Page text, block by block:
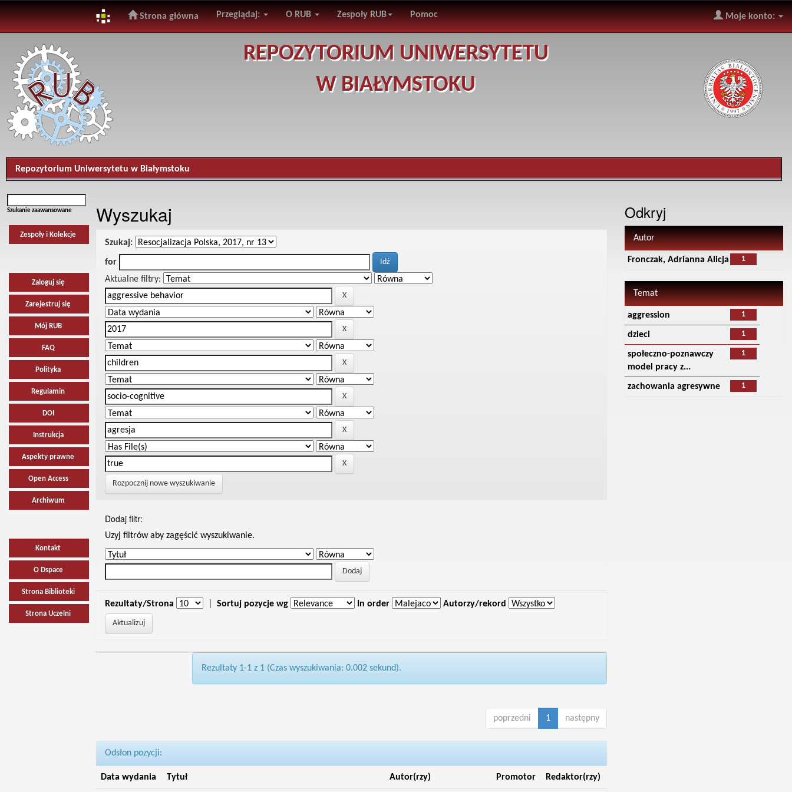
navigation
Strona główna Przeglądaj: O RUB Zespoły RUB Pomoc Moje konto:
REPOZYTORIUM UNIWERSYTETU
W BIAŁYMSTOKU
Repozytorium Uniwersytetu w Białymstoku
Szukanie zaawansowane
Zespoły i Kolekcje
Zaloguj się
Zarejestruj się
Mój RUB
FAQ
Polityka
Regulamin
DOI
Instrukcja
Aspekty prawne
Open Access
Archiwum
Kontakt
O Dspace
Strona Biblioteki
Strona Uczelni
Wyszukaj
Szukaj:
for
Aktualne filtry:
Rozpocznij nowe wyszukiwanie
Dodaj filtr:
Uzyj filtrów aby zagęścić wyszukiwanie.
Rezultaty/Strona Sortuj pozycje wg In order Autorzy/rekord
Rezultaty 1-1 z 1 (Czas wyszukiwania: 0.002 sekund).
poprzedni 1 następny
Odsłon pozycji:
Data wydania Tytuł Autor(rzy) Promotor Redaktor(rzy)
Odkryj
Autor
1
Fronczak, Adrianna Alicja
Temat
1
aggression
1
dzieci
1
społeczno-poznawczy
model pracy z...
1
zachowania agresywne